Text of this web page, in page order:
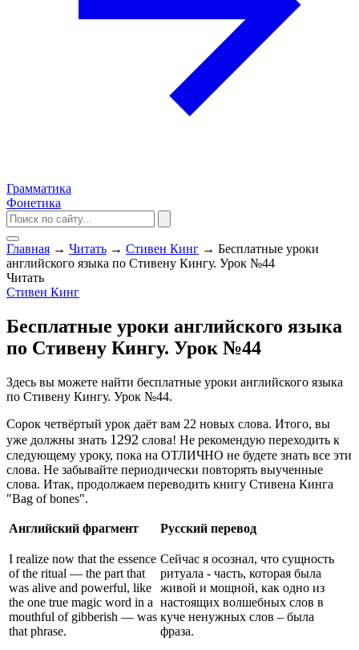
Грамматика
Фонетика
Главная → Читать → Стивен Кинг → Бесплатные уроки
английского языка по Стивену Кингу. Урок №44
Читать
Стивен Кинг
Бесплатные уроки английского языка
по Стивену Кингу. Урок №44
Здесь вы можете найти бесплатные уроки английского языка
по Стивену Кингу. Урок №44.
Сорок четвёртый урок даёт вам 22 новых слова. Итого, вы
уже должны знать 1292 слова! Не рекомендую переходить к
следующему уроку, пока на ОТЛИЧНО не будете знать все эти
слова. Не забывайте периодически повторять выученные
слова. Итак, продолжаем переводить книгу Стивена Кинга
"Bag of bones".
Английский фрагмент Русский перевод
I realize now that the essence
of the ritual — the part that
was alive and powerful, like
the one true magic word in a
mouthful of gibberish — was
that phrase.
Сейчас я осознал, что сущность
ритуала - часть, которая была
живой и мощной, как одно из
настоящих волшебных слов в
куче ненужных слов – была
фраза.